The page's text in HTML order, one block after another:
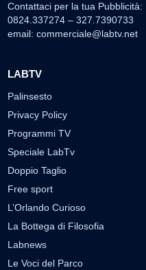
Contattaci per la tua Pubblicità:
0824.337274 – 327.7390733
email: commerciale@labtv.net
LABTV
Palinsesto
Privacy Policy
Programmi TV
Speciale LabTv
Doppio Taglio
Free sport
L’Orlando Curioso
La Bottega di Filosofia
Labnews
Le Voci del Parco